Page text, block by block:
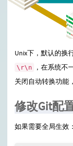
Unix下，默认的换
\r\n
，在系统不
关闭自动转换功能
修改Git配
如果需要全局生效：